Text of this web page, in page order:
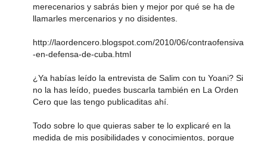
merecenarios y sabrás bien y mejor por qué se ha de
llamarles mercenarios y no disidentes.
http://laordencero.blogspot.com/2010/06/contraofensiva
-en-defensa-de-cuba.html
¿Ya habías leído la entrevista de Salim con tu Yoani? Si
no la has leído, puedes buscarla también en La Orden
Cero que las tengo publicaditas ahí.
Todo sobre lo que quieras saber te lo explicaré en la
medida de mis posibilidades y conocimientos, porque